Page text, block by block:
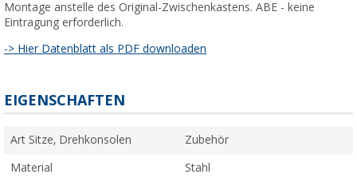
Montage anstelle des Original-Zwischenkastens. ABE - keine
Eintragung erforderlich.
-> Hier Datenblatt als PDF downloaden
EIGENSCHAFTEN
Art Sitze, Drehkonsolen Zubehör
Material Stahl